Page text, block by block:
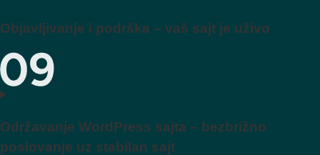
Objavljivanje i podrška – vaš sajt je uživo
Održavanje WordPress sajta – bezbrižno
poslovanje uz stabilan sajt